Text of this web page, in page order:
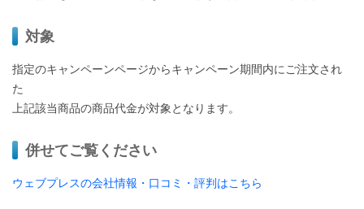
対象
指定のキャンペーンページからキャンペーン期間内にご注文され
た
上記該当商品の商品代金が対象となります。
併せてご覧ください
ウェブプレスの会社情報・口コミ・評判はこちら